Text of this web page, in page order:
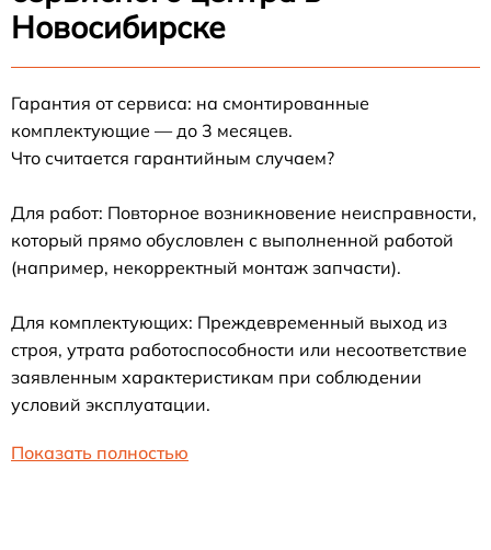
Новосибирске
Гарантия от сервиса: на смонтированные
комплектующие — до 3 месяцев.
Что считается гарантийным случаем?
Для работ: Повторное возникновение неисправности,
который прямо обусловлен с выполненной работой
(например, некорректный монтаж запчасти).
Для комплектующих: Преждевременный выход из
строя, утрата работоспособности или несоответствие
заявленным характеристикам при соблюдении
условий эксплуатации.
Показать полностью